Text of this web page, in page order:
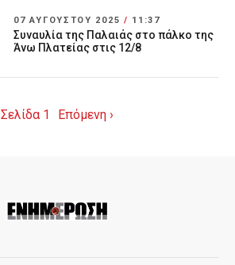
07 ΑΥΓΟΎΣΤΟΥ 2025 / 11:37
Συναυλία της Παλαιάς στο πάλκο της
Άνω Πλατείας στις 12/8
Σελίδα 1 Επόμενη ›